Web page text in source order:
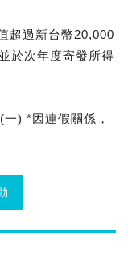
超過新台幣20,000
於次年度寄發所得
) *因連假關係，